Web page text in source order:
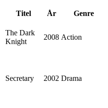
Titel År Genre
The Dark
Knight
2008 Action
Secretary 2002 Drama